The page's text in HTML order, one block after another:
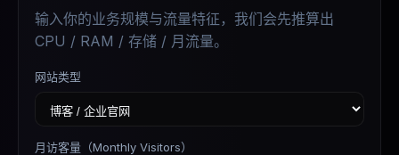
输入你的业务规模与流量特征，我们会先推算出
CPU / RAM / 存储 / 月流量。
网站类型
月访客量（Monthly Visitors）